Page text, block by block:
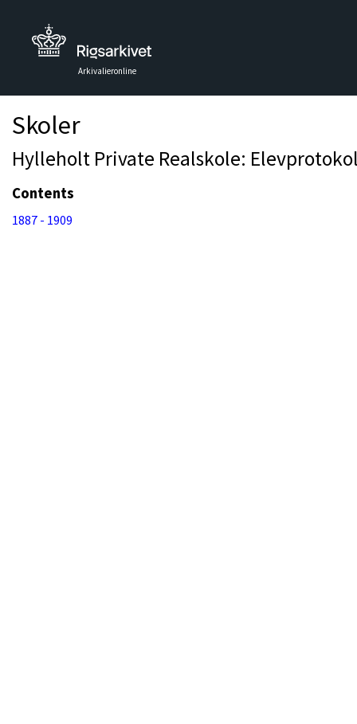
Arkivalieronline
Skoler
Hylleholt Private Realskole:
Contents
1887 - 1909